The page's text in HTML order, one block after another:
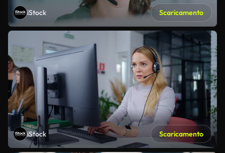
iStock Scaricamento
iStock Scaricamento